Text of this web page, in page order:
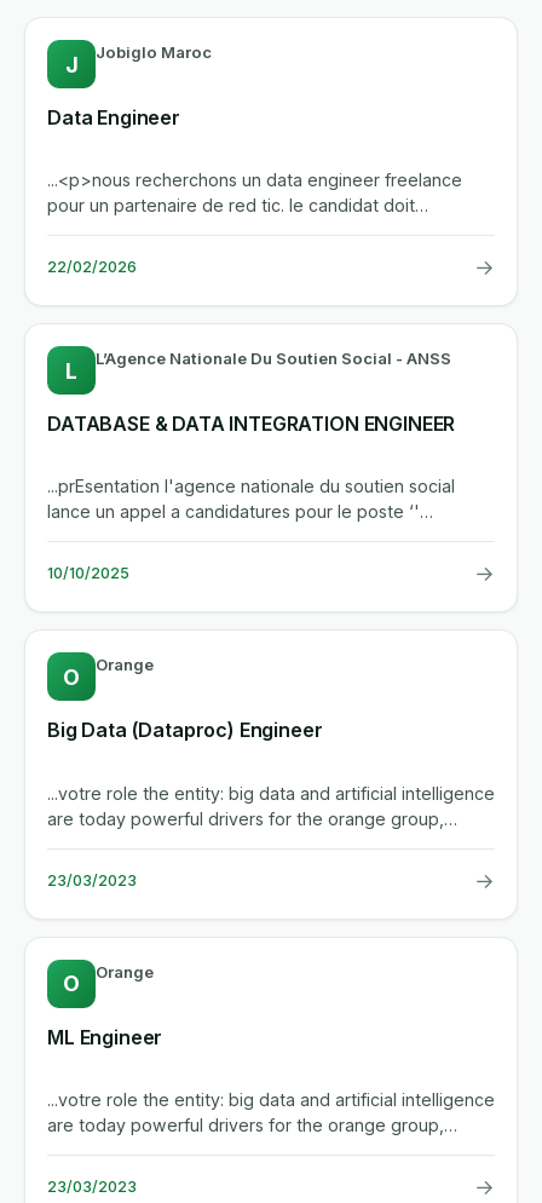
J Jobiglo Maroc
Data Engineer
...<p>nous recherchons un data engineer freelance
pour un partenaire de red tic. le candidat doit
posseder 5 a 8 ans...
22/02/2026 →
L L’Agence Nationale Du Soutien Social - ANSS
DATABASE & DATA INTEGRATION ENGINEER
...prEsentation l'agence nationale du soutien social
lance un appel a candidatures pour le poste ‘'
database & data...
10/10/2025 →
O Orange
Big Data (Dataproc) Engineer
...votre role the entity: big data and artificial intelligence
are today powerful drivers for the orange group,
enabling...
23/03/2023 →
O Orange
ML Engineer
...votre role the entity: big data and artificial intelligence
are today powerful drivers for the orange group,
enabling...
23/03/2023 →